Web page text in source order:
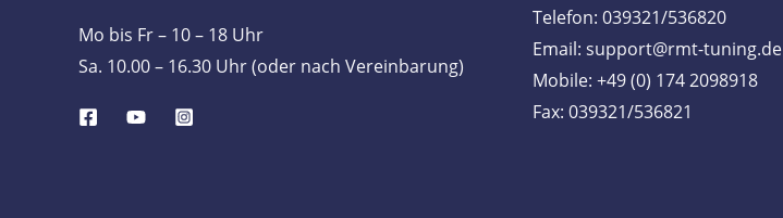
Mo bis Fr – 10 – 18 Uhr
Sa. 10.00 – 16.30 Uhr (oder nach Vereinbarung)
Telefon: 039321/536820
Email: support@rmt-tuning.de
Mobile: +49 (0) 174 2098918
Fax: 039321/536821